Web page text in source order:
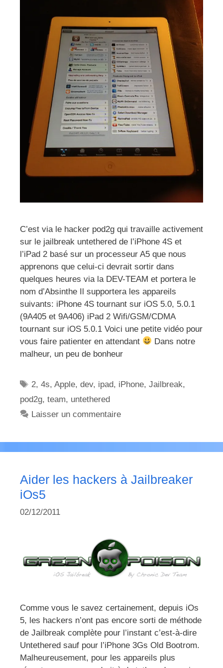
C’est via le hacker pod2g qui travaille activement
sur le jailbreak untethered de l’iPhone 4S et
l’iPad 2 basé sur un processeur A5 que nous
apprenons que celui-ci devrait sortir dans
quelques heures via la DEV-TEAM et portera le
nom d’Absinthe Il supportera les appareils
suivants: iPhone 4S tournant sur iOS 5.0, 5.0.1
(9A405 et 9A406) iPad 2 Wifi/GSM/CDMA
tournant sur iOS 5.0.1 Voici une petite vidéo pour
vous faire patienter en attendant
Dans notre
malheur, un peu de bonheur
Étiquettes
2,4s,Apple,dev, ipad, iPhone,Jailbreak,
pod2g, team, untethered
Laisser un commentaire
Aider les hackers à Jailbreaker
iOs5
02/12/2011
Comme vous le savez certainement, depuis iOs
5, les hackers n’ont pas encore sorti de méthode
de Jailbreak complète pour l’instant c’est-à-dire
Untethered sauf pour l’iPhone 3Gs Old Bootrom.
Malheureusement, pour les appareils plus